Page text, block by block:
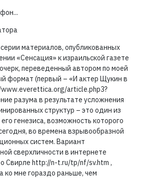
материалов, опубликованных
«Сенсация» к израильской газете
переведенный автором по моей
формат (первый – «И актер Щукин в
article.php3?
разума в результате усложнения
структур – это один из
генезиса, возможность которого
во времена взрывообразной
систем. Вариант
сверхличности в интернете
Свирле http://n-t.ru/tp/nf/sv.htm ,
ко мне гораздо раньше, чем